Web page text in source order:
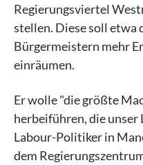
Regierungsviertel
stellen. Diese soll etwa
Bürgermeistern mehr
einräumen.
Er wolle "die größte
herbeiführen, die unser
Labour-Politiker in
dem